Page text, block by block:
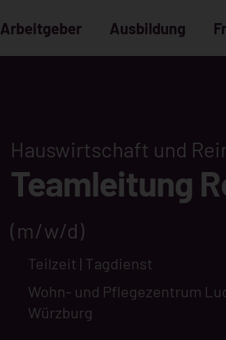
Arbeitgeber Ausbildung
Hauswirtschaft und
Teamleitung
(m/w/d)
Teilzeit | Tagdienst
Wohn- und Pflegezentrum
Würzburg